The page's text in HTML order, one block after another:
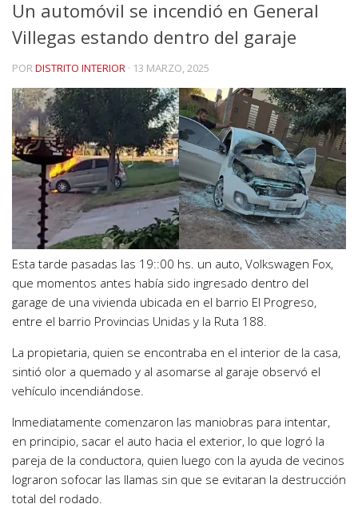
Un automóvil se incendió en General
Villegas estando dentro del garaje
PORDISTRITO INTERIOR · 13 MARZO, 2025
Esta tarde pasadas las 19::00 hs. un auto, Volkswagen Fox,
que momentos antes había sido ingresado dentro del
garage de una vivienda ubicada en el barrio El Progreso,
entre el barrio Provincias Unidas y la Ruta 188.
La propietaria, quien se encontraba en el interior de la casa,
sintió olor a quemado y al asomarse al garaje observó el
vehículo incendiándose.
Inmediatamente comenzaron las maniobras para intentar,
en principio, sacar el auto hacia el exterior, lo que logró la
pareja de la conductora, quien luego con la ayuda de vecinos
lograron sofocar las llamas sin que se evitaran la destrucción
total del rodado.